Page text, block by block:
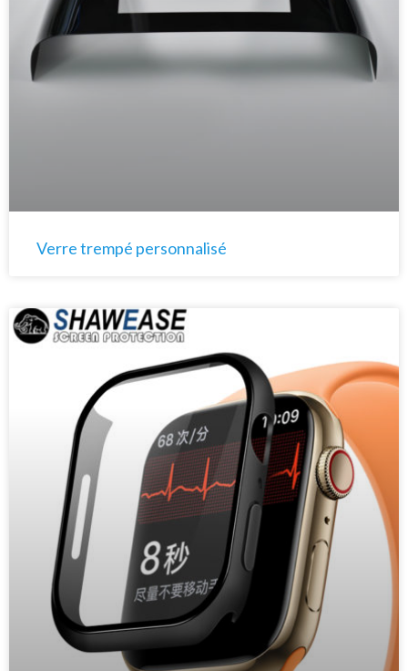
Verre trempé personnalisé